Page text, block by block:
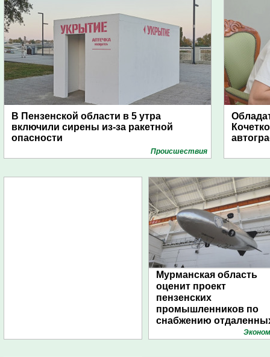
В Пензенской области в 5 утра
включили сирены из-за ракетной
опасности
Проиcшествия
Мурманская область
оценит проект
пензенских
промышленников по
снабжению
поселений с помощью